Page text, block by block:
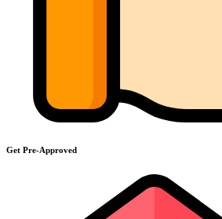
Get Pre-Approved